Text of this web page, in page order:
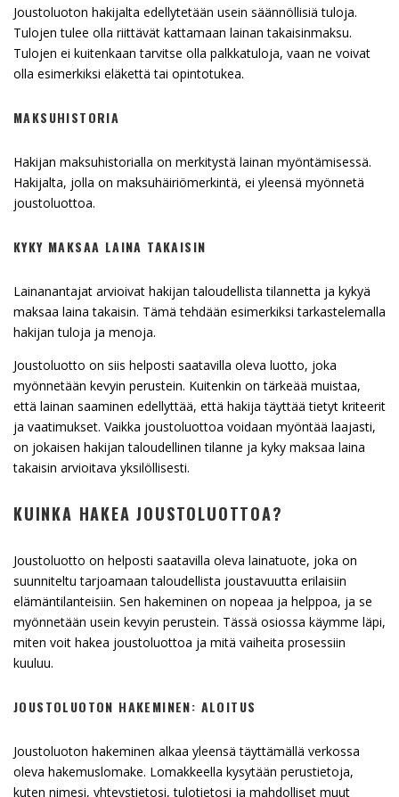
Joustoluoton hakijalta edellytetään usein säännöllisiä tuloja.
Tulojen tulee olla riittävät kattamaan lainan takaisinmaksu.
Tulojen ei kuitenkaan tarvitse olla palkkatuloja, vaan ne voivat
olla esimerkiksi eläkettä tai opintotukea.
MAKSUHISTORIA
Hakijan maksuhistorialla on merkitystä lainan myöntämisessä.
Hakijalta, jolla on maksuhäiriömerkintä, ei yleensä myönnetä
joustoluottoa.
KYKY MAKSAA LAINA TAKAISIN
Lainanantajat arvioivat hakijan taloudellista tilannetta ja kykyä
maksaa laina takaisin. Tämä tehdään esimerkiksi tarkastelemalla
hakijan tuloja ja menoja.
Joustoluotto on siis helposti saatavilla oleva luotto, joka
myönnetään kevyin perustein. Kuitenkin on tärkeää muistaa,
että lainan saaminen edellyttää, että hakija täyttää tietyt kriteerit
ja vaatimukset. Vaikka joustoluottoa voidaan myöntää laajasti,
on jokaisen hakijan taloudellinen tilanne ja kyky maksaa laina
takaisin arvioitava yksilöllisesti.
KUINKA HAKEA JOUSTOLUOTTOA?
Joustoluotto on helposti saatavilla oleva lainatuote, joka on
suunniteltu tarjoamaan taloudellista joustavuutta erilaisiin
elämäntilanteisiin. Sen hakeminen on nopeaa ja helppoa, ja se
myönnetään usein kevyin perustein. Tässä osiossa käymme läpi,
miten voit hakea joustoluottoa ja mitä vaiheita prosessiin
kuuluu.
JOUSTOLUOTON HAKEMINEN: ALOITUS
Joustoluoton hakeminen alkaa yleensä täyttämällä verkossa
oleva hakemuslomake. Lomakkeella kysytään perustietoja,
kuten nimesi, yhteystietosi, tulotietosi ja mahdolliset muut